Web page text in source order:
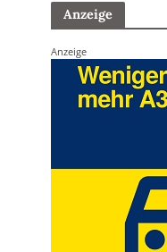
Anzeige
Anzeige